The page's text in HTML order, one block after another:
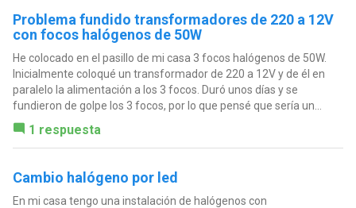
Problema fundido transformadores de 220 a 12V
con focos halógenos de 50W
He colocado en el pasillo de mi casa 3 focos halógenos de 50W.
Inicialmente coloqué un transformador de 220 a 12V y de él en
paralelo la alimentación a los 3 focos. Duró unos días y se
fundieron de golpe los 3 focos, por lo que pensé que sería un...
1 respuesta
Cambio halógeno por led
En mi casa tengo una instalación de halógenos con